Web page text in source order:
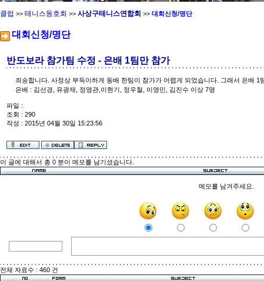
클럽 >> 테니스동호회 >> 사상구테니스연합회 >> 대회신청/명단
대회신청/명단
반도보라 참가팀 수정 - 은배 1팀만 참가
죄송합니다. 사정상 부득이하게 동배 한팀이 참가가 어렵게 되었습니다. 그래서 은배 1
은배 : 김선경, 유광재, 정영관,이현기, 정우철, 이영민, 김진수 이상 7명
파일 :
조회 : 290
작성 : 2015년 04월 30일 15:23:56
이 글에 대해서 총 0 분이 메모를 남기셨습니다.
메모를 남겨주세요.
전체 자료수 : 460 건